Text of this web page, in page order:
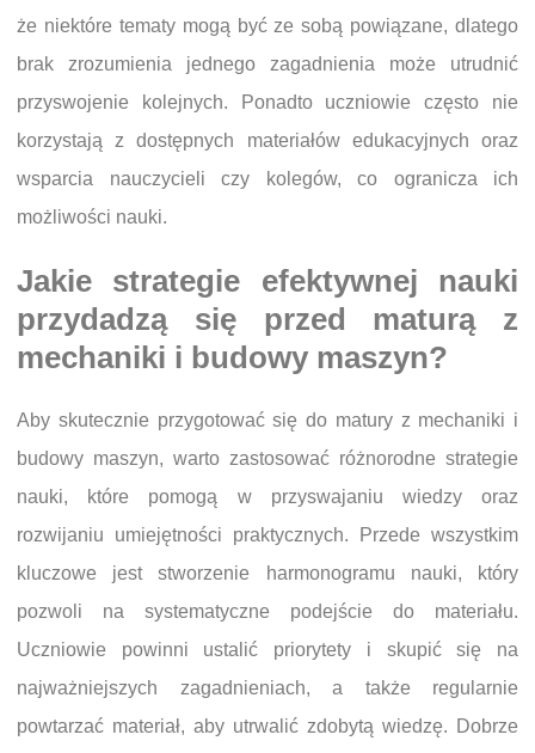
że niektóre tematy mogą być ze sobą powiązane, dlatego
brak zrozumienia jednego zagadnienia może utrudnić
przyswojenie kolejnych. Ponadto uczniowie często nie
korzystają z dostępnych materiałów edukacyjnych oraz
wsparcia nauczycieli czy kolegów, co ogranicza ich
możliwości nauki.
Jakie strategie efektywnej nauki
przydadzą się przed maturą z
mechaniki i budowy maszyn?
Aby skutecznie przygotować się do matury z mechaniki i
budowy maszyn, warto zastosować różnorodne strategie
nauki, które pomogą w przyswajaniu wiedzy oraz
rozwijaniu umiejętności praktycznych. Przede wszystkim
kluczowe jest stworzenie harmonogramu nauki, który
pozwoli na systematyczne podejście do materiału.
Uczniowie powinni ustalić priorytety i skupić się na
najważniejszych zagadnieniach, a także regularnie
powtarzać materiał, aby utrwalić zdobytą wiedzę. Dobrze